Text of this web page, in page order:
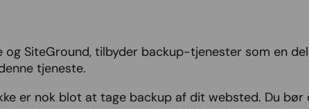
og SiteGround, tilbyder backup-tjenester som en
tjeneste.
er nok blot at tage backup af dit websted. Du